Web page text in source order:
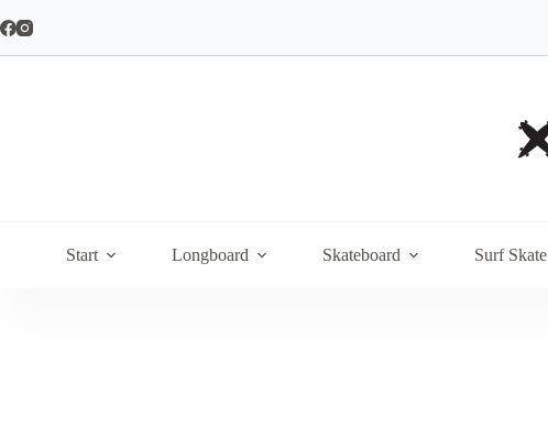
till
Start Longboard Skateboard Surf Skate